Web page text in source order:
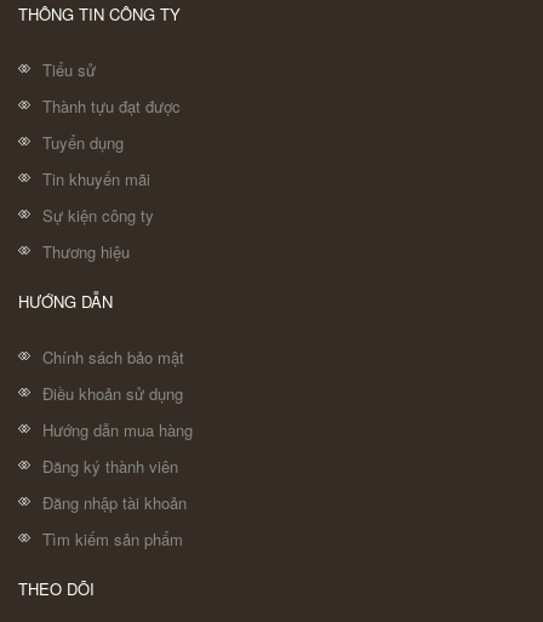
THÔNG TIN CÔNG TY
Tiểu sử
Thành tựu đạt được
Tuyển dụng
Tin khuyến mãi
Sự kiện công ty
Thương hiệu
HƯỚNG DẪN
Chính sách bảo mật
Điều khoản sử dụng
Hướng dẫn mua hàng
Đăng ký thành viên
Đăng nhập tài khoản
Tìm kiếm sản phẩm
THEO DÕI